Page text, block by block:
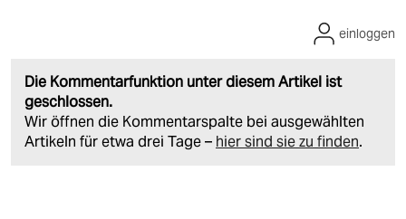
Die Kommentarfunktion unter diesem Artikel ist
geschlossen.
Wir öffnen die Kommentarspalte bei ausgewählten
Artikeln für etwa drei Tage – hier sind sie zu finden.
einloggen